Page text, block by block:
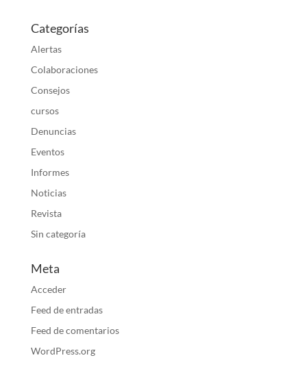
Categorías
Alertas
Colaboraciones
Consejos
cursos
Denuncias
Eventos
Informes
Noticias
Revista
Sin categoría
Meta
Acceder
Feed de entradas
Feed de comentarios
WordPress.org